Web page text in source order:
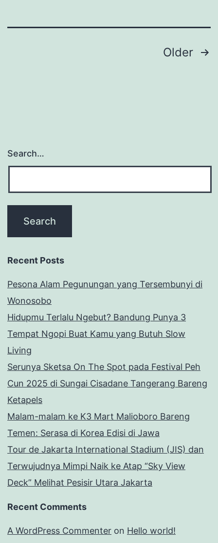
Older
Search…
Recent Posts
Pesona Alam Pegunungan yang Tersembunyi di
Wonosobo
Hidupmu Terlalu Ngebut? Bandung Punya 3
Tempat Ngopi Buat Kamu yang Butuh Slow
Living
Serunya Sketsa On The Spot pada Festival Peh
Cun 2025 di Sungai Cisadane Tangerang Bareng
Ketapels
Malam-malam ke K3 Mart Malioboro Bareng
Temen: Serasa di Korea Edisi di Jawa
Tour de Jakarta International Stadium (JIS) dan
Terwujudnya Mimpi Naik ke Atap “Sky View
Deck” Melihat Pesisir Utara Jakarta
Recent Comments
A WordPress Commenter on Hello world!